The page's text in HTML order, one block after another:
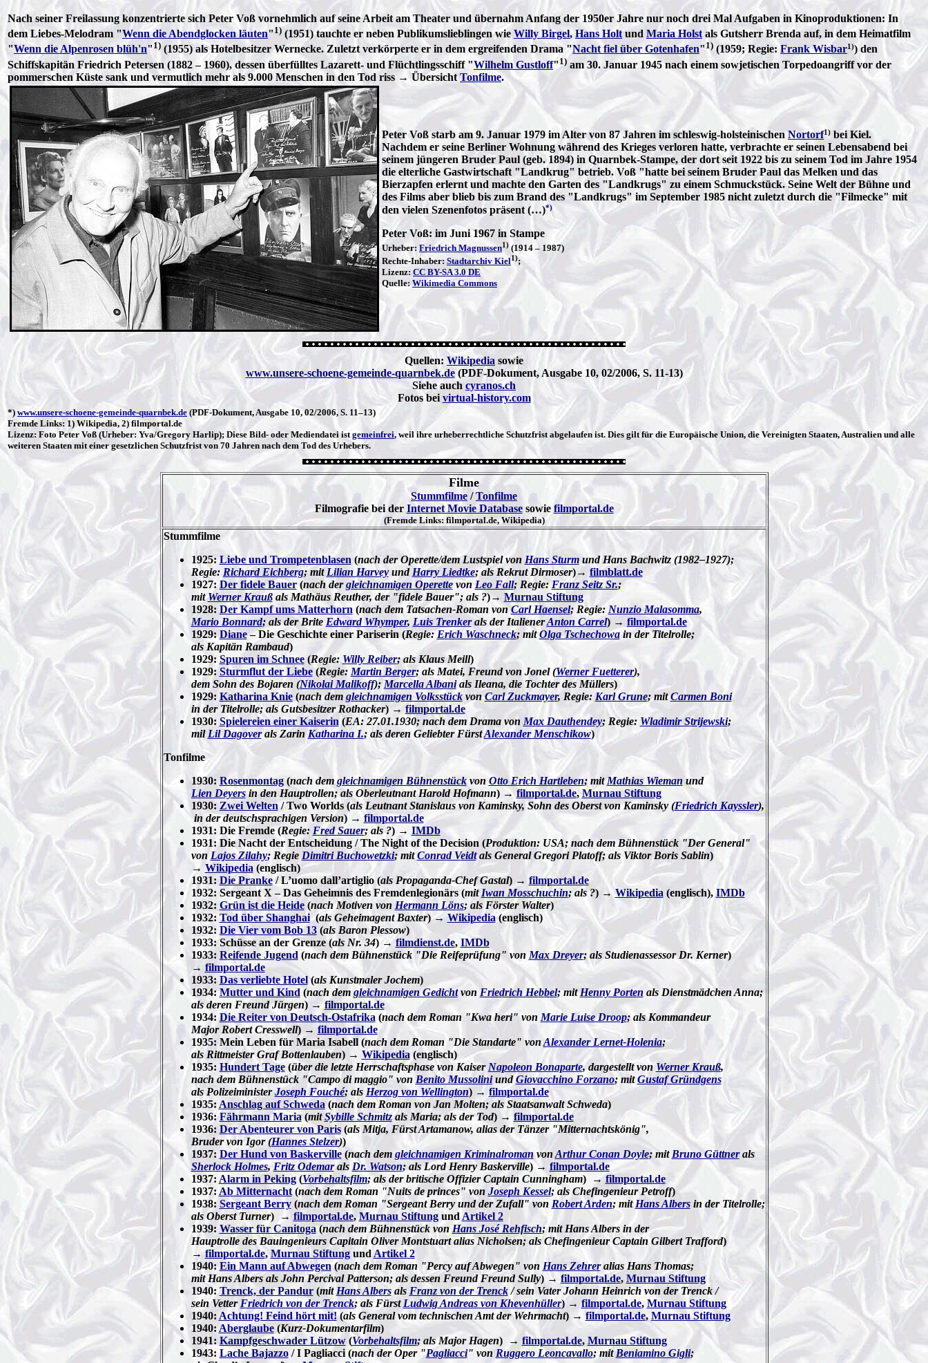
Nach seiner Freilassung konzentrierte sich Peter Voß vornehmlich auf seine Arbeit am Theater und übernahm Anfang der 1950er Jahre nur noch drei Mal Aufgaben in Kinoproduktionen: In
dem Liebes-Melodram "Wenn die Abendglocken läuten" 1) (1951) tauchte er neben Publikumslieblingen wie Willy Birgel, Hans Holtund Maria Holst als Gutsherr Brenda auf, in dem Heimatfilm
"Wenn die Alpenrosen blüh'n" 1) (1955) als Hotelbesitzer Wernecke. Zuletzt verkörperte er in dem ergreifenden Drama "Nacht fiel über Gotenhafen" 1) (1959; Regie: Frank Wisbar1)) den
Schiffskapitän Friedrich Petersen (1882 – 1960), dessen überfülltes Lazarett- und Flüchtlingsschiff "Wilhelm Gustloff" 1) am 30. Januar 1945 nach einem sowjetischen Torpedoangriff vor der
pommerschen Küste sank und vermutlich mehr als 9.000 Menschen in den Tod riss → Übersicht Tonfilme.
Peter Voß starb am 9. Januar 1979 im Alter von 87 Jahren im schleswig-holsteinischenNortorf1) bei Kiel.
Nachdem er seine Berliner Wohnung während des Krieges verloren hatte, verbrachte er seinen Lebensabend bei
seinem jüngeren Bruder Paul (geb. 1894) in Quarnbek-Stampe, der dort seit 1922 bis zu seinem Tod im Jahre 1954
die elterliche Gastwirtschaft "Landkrug" betrieb. Voß "hatte bei seinem Bruder Paul das Melken und das
Bierzapfen erlernt und machte den Garten des "Landkrugs" zu einem Schmuckstück. Seine Welt der Bühne und
des Films aber blieb bis zum Brand des "Landkrugs" im September 1985 nicht zuletzt durch die "Filmecke" mit
den vielen Szenenfotos präsent (…)*)
Peter Voß: im Juni 1967 in Stampe
Urheber: Friedrich Magnussen1) (1914 – 1987)
Rechte-Inhaber: Stadtarchiv Kiel1);
Lizenz: CC BY-SA 3.0 DE
Quelle: Wikimedia Commons
Quellen: Wikipedia sowie
www.unsere-schoene-gemeinde-quarnbek.de(PDF-Dokument, Ausgabe 10, 02/2006, S. 11-13)
Siehe auch cyranos.ch
Fotos bei virtual-history.com
*) www.unsere-schoene-gemeinde-quarnbek.de (PDF-Dokument, Ausgabe 10, 02/2006, S. 11–13)
Fremde Links: 1) Wikipedia, 2) filmportal.de
Lizenz: Foto Peter Voß (Urheber: Yva/Gregory Harlip); Diese Bild- oder Mediendatei istgemeinfrei, weil ihre urheberrechtliche Schutzfrist abgelaufen ist. Dies gilt für die Europäische Union, die Vereinigten Staaten, Australien und alle
weiteren Staaten mit einer gesetzlichen Schutzfrist von 70 Jahren nach dem Tod des Urhebers.
Filme
Stummfilme /Tonfilme
Filmografie bei der Internet Movie Databasesowie filmportal.de
(Fremde Links: filmportal.de, Wikipedia)
Stummfilme
1925: Liebe und Trompetenblasen (nach der Operette/dem Lustspiel von Hans Sturmund Hans Bachwitz (1982–1927);
Regie: Richard Eichberg; mit Lilian Harveyund Harry Liedtke; als Rekrut Dirmoser)→ filmblatt.de
1927:Der fidele Bauer(nach dergleichnamigen Operettevon Leo Fall; Regie: Franz Seitz Sr.;
mitWerner Kraußals Mathäus Reuther, der "fidele Bauer"; als ?)→ Murnau Stiftung
1928: Der Kampf ums Matterhorn (nach dem Tatsachen-Roman vonCarl Haensel; Regie: Nunzio Malasomma,
Mario Bonnard; als der Brite Edward Whymper, Luis Trenkerals der ItalienerAnton Carrel) → filmportal.de
1929: Diane– Die Geschichte einer Pariserin (Regie:Erich Waschneck; mitOlga Tschechowain der Titelrolle;
als Kapitän Rambaud)
1929: Spuren im Schnee(Regie: Willy Reiber; als Klaus Meill)
1929: Sturmflut der Liebe(Regie: Martin Berger; als Matei, Freund von Jonel (Werner Fuetterer),
dem Sohn des Bojaren (Nikolai Malikoff); Marcella Albanials Ileana, die Tochter des Müllers)
1929: Katharina Knie(nach dem gleichnamigen VolksstückvonCarl Zuckmayer, Regie:Karl Grune; mitCarmen Boni
in der Titelrolle; als Gutsbesitzer Rothacker) → filmportal.de
1930: Spielereien einer Kaiserin(EA: 27.01.1930; nach dem Drama von Max Dauthendey; Regie: Wladimir Strijewski;
mil Lil Dagoverals Zarin Katharina I.; als deren Geliebter FürstAlexander Menschikow)
Tonfilme
1930: Rosenmontag(nach demgleichnamigen Bühnenstückvon Otto Erich Hartleben; mitMathias Wieman und
Lien Deyersin den Hauptrollen; als Oberleutnant Harold Hofmann) → filmportal.de,Murnau Stiftung
1930: Zwei Welten / Two Worlds (als Leutnant Stanislaus von Kaminsky, Sohn des Oberst von Kaminsky (Friedrich Kayssler),
in der deutschsprachigen Version) → filmportal.de
1931: Die Fremde (Regie: Fred Sauer; als ?) → IMDb
1931: Die Nacht der Entscheidung / The Night of the Decision (Produktion: USA; nach dem Bühnenstück "Der General"
von Lajos Zilahy; Regie Dimitri Buchowetzki; mitConrad Veidtals General Gregori Platoff; als Viktor Boris Sablin)
→ Wikipedia (englisch)
1931: Die Pranke/ L’uomo dall’artiglio (als Propaganda-Chef Gastal) → filmportal.de
1932: Sergeant X – Das Geheimnis des Fremdenlegionärs (mit Iwan Mosschuchin; als ?) → Wikipedia (englisch), IMDb
1932: Grün ist die Heide(nach Motiven von Hermann Löns; als Förster Walter)
1932: Tod über Shanghai(als Geheimagent Baxter) →Wikipedia(englisch)
1932: Die Vier vom Bob 13(als Baron Plessow)
1933: Schüsse an der Grenze (als Nr. 34) →filmdienst.de, IMDb
1933: Reifende Jugend (nach dem Bühnenstück "Die Reifeprüfung" von Max Dreyer; als Studienassessor Dr. Kerner)
→ filmportal.de
1933: Das verliebte Hotel(als Kunstmaler Jochem)
1934:Mutter und Kind (nach dem gleichnamigen Gedichtvon Friedrich Hebbel; mitHenny Porten als Dienstmädchen Anna;
als deren Freund Jürgen) →filmportal.de
1934: Die Reiter von Deutsch-Ostafrika (nach dem Roman "Kwa heri" von Marie Luise Droop; als Kommandeur
Major Robert Cresswell) → filmportal.de
1935: Mein Leben für Maria Isabell (nach dem Roman "Die Standarte" vonAlexander Lernet-Holenia;
als Rittmeister Graf Bottenlauben) → Wikipedia(englisch)
1935: Hundert Tage(über die letzte Herrschaftsphase von Kaiser Napoleon Bonaparte, dargestellt von Werner Krauß,
nach dem Bühnenstück "Campo di maggio" von Benito MussoliniundGiovacchino Forzano; mitGustaf Gründgens
als PolizeiministerJoseph Fouché; als Herzog von Wellington) → filmportal.de
1935: Anschlag auf Schweda (nach dem Roman von Jan Molten; als Staatsanwalt Schweda)
1936:Fährmann Maria(mitSybille Schmitzals Maria; als der Tod) → filmportal.de
1936: Der Abenteurer von Paris(als Mitja, Fürst Artamanow, alias der Tänzer "Mitternachtskönig",
Bruder von Igor (Hannes Stelzer))
1937: Der Hund von Baskerville(nach dem gleichnamigen Kriminalromanvon Arthur Conan Doyle; mit Bruno Güttnerals
Sherlock Holmes, Fritz Odemarals Dr. Watson; als Lord Henry Baskerville) → filmportal.de
1937: Alarm in Peking(Vorbehaltsfilm; als der britische Offizier Captain Cunningham) →filmportal.de
1937: Ab Mitternacht(nach dem Roman "Nuits de princes" von Joseph Kessel; als Chefingenieur Petroff)
1938: Sergeant Berry(nach dem Roman "Sergeant Berry und der Zufall" von Robert Arden; mit Hans Albersin der Titelrolle;
als Oberst Turner) → filmportal.de, Murnau Stiftungund Artikel 2
1939: Wasser für Canitoga(nach dem Bühnenstück vonHans José Rehfisch; mit Hans Albers in der
Hauptrolle des Bauingenieurs Capitain Oliver Montstuart alias Nicholsen; als Chefingenieur Captain Gilbert Trafford)
→filmportal.de, Murnau Stiftungund Artikel 2
1940: Ein Mann auf Abwegen(nach dem Roman "Percy auf Abwegen" von Hans Zehreralias Hans Thomas;
mit Hans Albers als John Percival Patterson; als dessen Freund Freund Sully) → filmportal.de, Murnau Stiftung
1940:Trenck, der Pandur(mit Hans Albersals Franz von der Trenck/ sein Vater Johann Heinrich von der Trenck /
sein Vetter Friedrich von der Trenck; als Fürst Ludwig Andreas von Khevenhüller) → filmportal.de, Murnau Stiftung
1940: Achtung! Feind hört mit!(als General vom technischen Amt der Wehrmacht) →filmportal.de, Murnau Stiftung
1940: Aberglaube(Kurz-Dokumentarfilm)
1941: Kampfgeschwader Lützow(Vorbehaltsfilm; als Major Hagen) → filmportal.de, Murnau Stiftung
1943: Lache Bajazzo/ I Pagliacci (nach der Oper "Pagliacci" von Ruggero Leoncavallo; mit Beniamino Gigli;